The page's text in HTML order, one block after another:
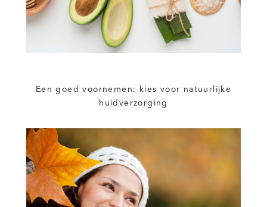
Een goed voornemen: kies voor natuurlijke
huidverzorging